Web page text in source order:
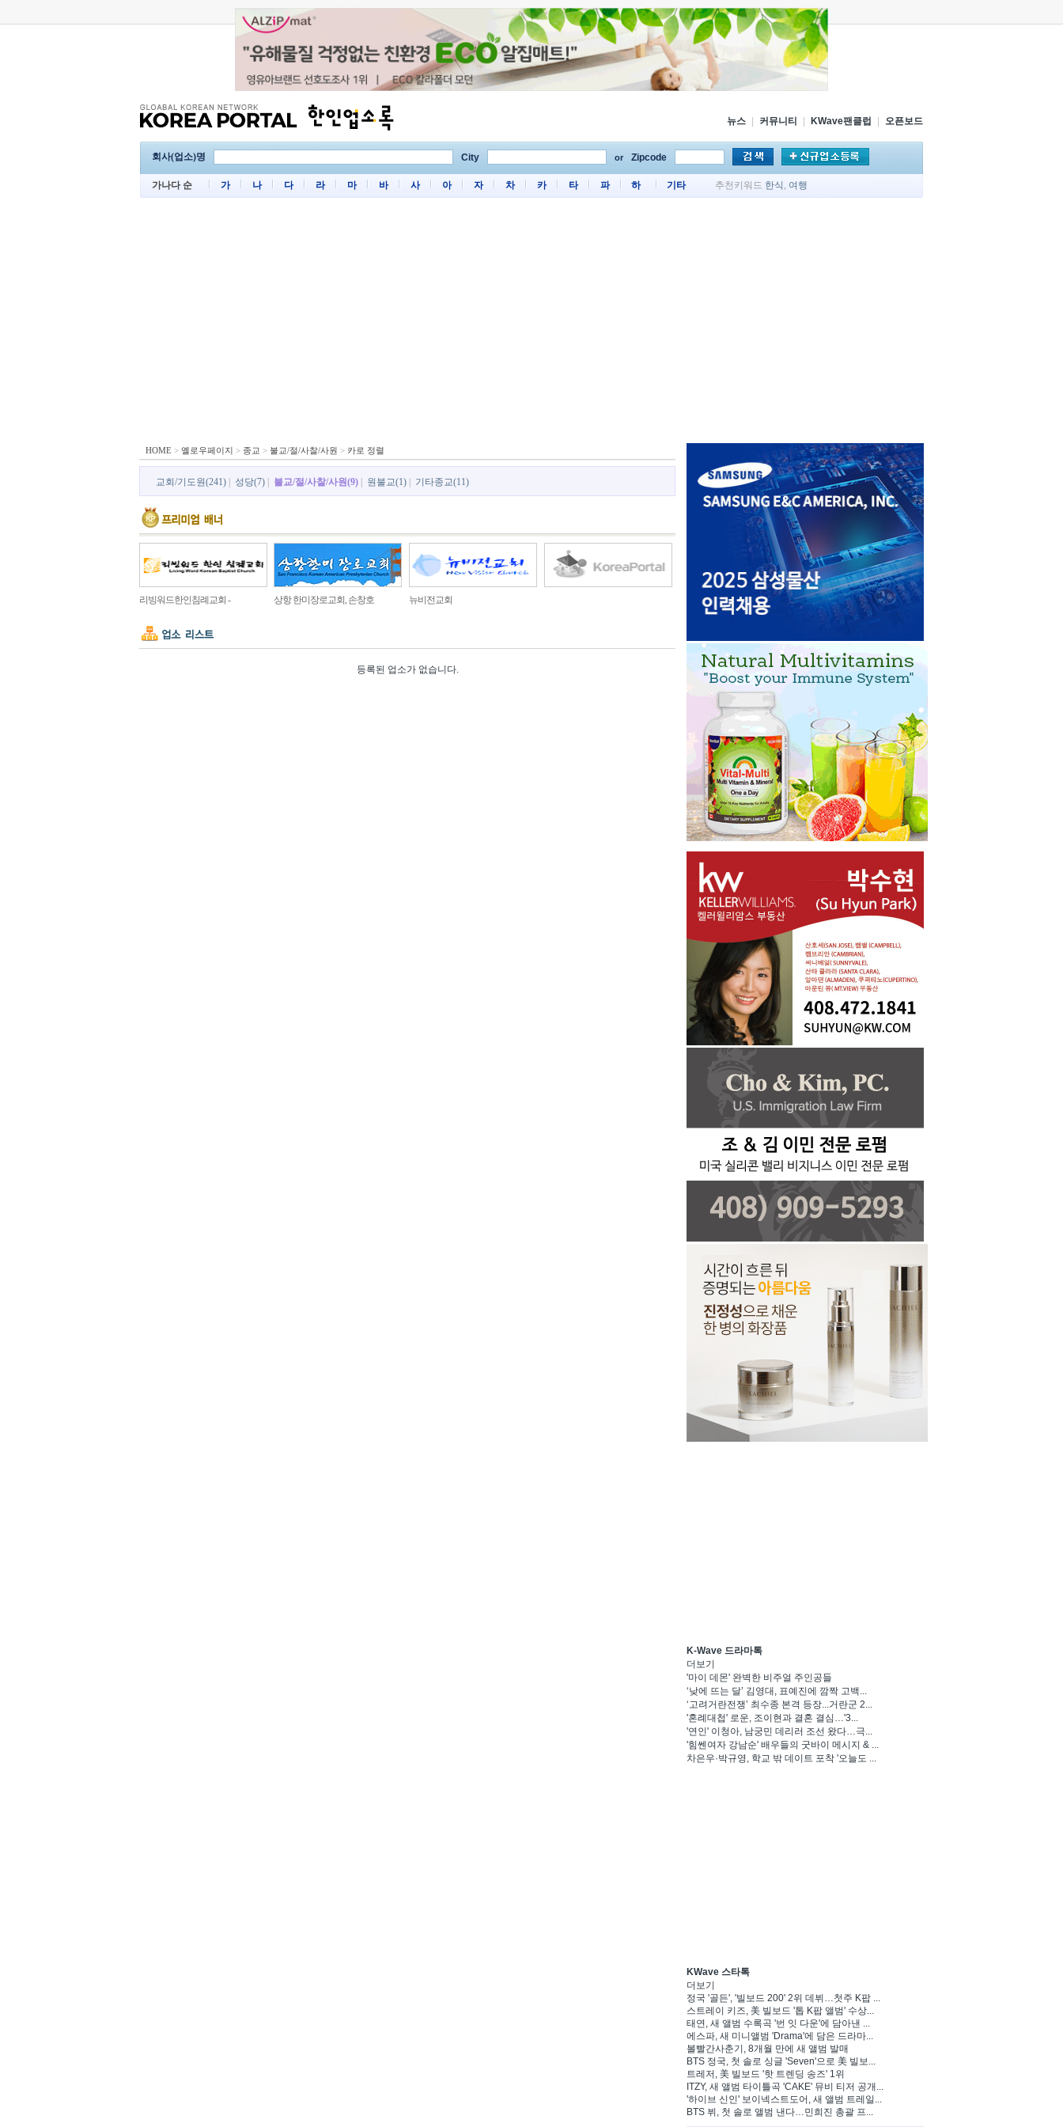
뉴스 커뮤니티 KWave팬클럽 오픈보드
회사(업소)명 City or Zipcode
가나다 순 가 나 다 라 마 바 사 아 자 차 카 타 파 하 기타 추천키워드 한식 , 여행
HOME > 옐로우페이지 > 종교 > 불교/절/사찰/사원 > 카로 정렬
교회/기도원(241) 성당(7) 불교/절/사찰/사원(9) 원불교(1) 기타종교(11)
리빙워드한인침례교회 - 상항 한미장로교회, 손창호 뉴비전교회
등록된 업소가 없습니다.
K-Wave 드라마톡
더보기
'마이 데몬' 완벽한 비주얼 주인공들
‘낮에 뜨는 달’ 김영대, 표예진에 깜짝 고백...
‘고려거란전쟁’ 최수종 본격 등장...거란군 2...
'혼례대첩' 로운, 조이현과 결혼 결심…'3...
'연인' 이청아, 남궁민 데리러 조선 왔다…극...
'힘쎈여자 강남순' 배우들의 굿바이 메시지 & ...
차은우·박규영, 학교 밖 데이트 포착 '오늘도 ...
KWave 스타톡
더보기
정국 '골든', '빌보드 200' 2위 데뷔…첫주 K팝 ...
스트레이 키즈, 美 빌보드 '톱 K팝 앨범' 수상...
태연, 새 앨범 수록곡 '번 잇 다운'에 담아낸 ...
에스파, 새 미니앨범 'Drama'에 담은 드라마...
볼빨간사춘기, 8개월 만에 새 앨범 발매
BTS 정국, 첫 솔로 싱글 'Seven'으로 美 빌보...
트레저, 美 빌보드 '핫 트렌딩 송즈' 1위
ITZY, 새 앨범 타이틀곡 'CAKE' 뮤비 티저 공개...
'하이브 신인' 보이넥스트도어, 새 앨범 트레일...
BTS 뷔, 첫 솔로 앨범 낸다…민희진 총괄 프...